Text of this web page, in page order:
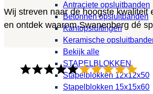
Antraciete opsluitbanden
Betonnen opsluitbanden
Kantopsluitingen
Keramische
Bekijk alle
STAPELBLOKKEN
Stapelblokken 12x12x50
Stapelblokken 15x15x60
Wij streven naar de hoogste
en ontdek waarom Swanenberg dé